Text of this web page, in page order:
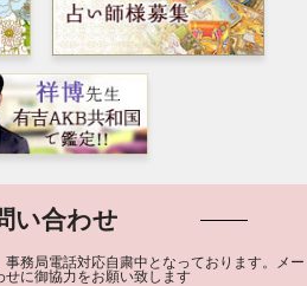
い合わせ
務局電話対応自粛中となっております。メー
せに御協力をお願い致します